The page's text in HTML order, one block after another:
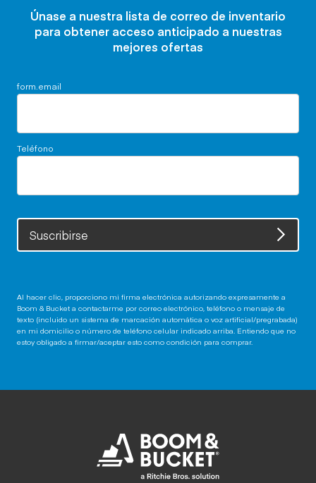
Únase a nuestra lista de correo de inventario
para obtener acceso anticipado a nuestras
mejores ofertas
form.email
Teléfono
Suscribirse
Al hacer clic, proporciono mi firma electrónica autorizando expresamente a
Boom & Bucket a contactarme por correo electrónico, teléfono o mensaje de
texto (incluido un sistema de marcación automática o voz artificial/pregrabada)
en mi domicilio o número de teléfono celular indicado arriba. Entiendo que no
estoy obligado a firmar/aceptar esto como condición para comprar.